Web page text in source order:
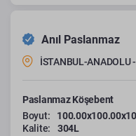
Anıl Paslanmaz
İSTANBUL-ANADOLU
Paslanmaz Köşebent
Boyut:
Kalite:
304L